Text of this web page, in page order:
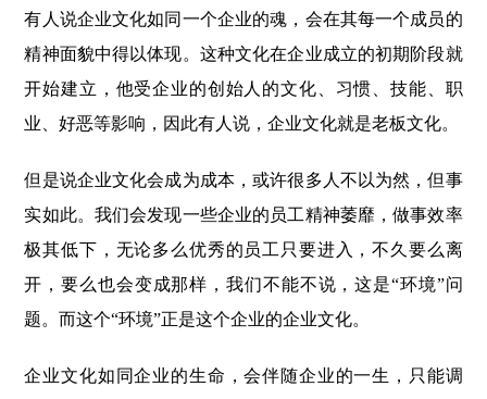
有人说企业文化如同一个企业的魂，会在其每一个成员的
精神面貌中得以体现。这种文化在企业成立的初期阶段就
开始建立，他受企业的创始人的文化、习惯、技能、职
业、好恶等影响，因此有人说，企业文化就是老板文化。
但是说企业文化会成为成本，或许很多人不以为然，但事
实如此。我们会发现一些企业的员工精神萎靡，做事效率
极其低下，无论多么优秀的员工只要进入，不久要么离
开，要么也会变成那样，我们不能不说，这是“环境”问
题。而这个“环境”正是这个企业的企业文化。
企业文化如同企业的生命，会伴随企业的一生，只能调